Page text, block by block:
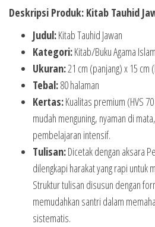
Deskripsi Produk: Kitab Tauhid
Judul:Kitab Tauhid Jawan
Kategori:Kitab/Buku Agama Islam
Ukuran:21 cm (panjang) x 15 cm
Tebal:80 halaman
Kertas:Kualitas premium (HVS
mudah menguning, nyaman di
pembelajaran intensif.
Tulisan:Dicetak dengan aksara
dilengkapi harakat yang rapi untuk
Struktur tulisan disusun dengan
memudahkan santri dalam
sistematis.